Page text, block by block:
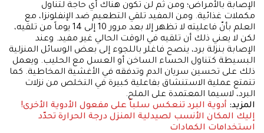
الإصابة بالأمراض؛ ومن ثم لن تكون هناك أي حاجة لتناول
مكملات غذائية. ومن المفيد تلقي التطعيم ضد الإنفلونزا، مع
العلم بأنّ فاعليته لا تظهر إلا بعد مرور 10 إلى 14 يوماً من تلقيه،
لكن لا يعني ذلك أن تلقيه في الوقت الحالي غير مفيد. وعند
الإصابة بنزلة برد، ينصح فاغلر باللجوء إلى بعض الوسائل المنزلية
البسيطة كتناول الحساء الساخن أو العسل مع الحليب. ويعمل
ذلك على تحسين سريان الدم وتدفقه في الأغشية المخاطية. كما
تتمتع عملية الاستنشاق بفاعلية كبيرة في التخلص من نزلات
البرد، لاسيما المعتمدة على الملح.
المزيد: أدوية البرد تنعكس سلباً على مفعول الأدوية الأخرى!
إليك المكان الأنسب لصيدلية المنزل درجة الحرارة تحدّد
استخدامات الكمادات